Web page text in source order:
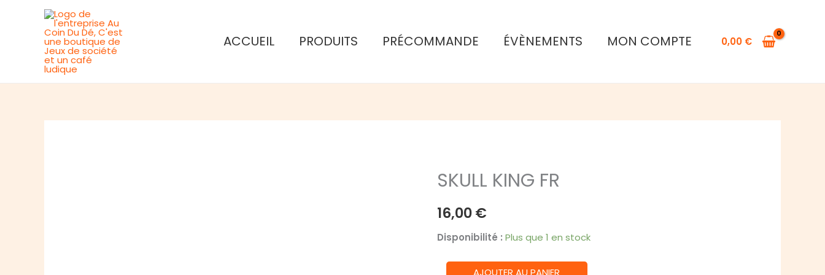
ACCUEIL PRODUITS PRÉCOMMANDE ÉVÈNEMENTS MON COMPTE 0,00 €
SKULL KING FR
16,00€
Disponibilité : Plus que 1 en stock
quantitéAJOUTER AU PANIER
KING